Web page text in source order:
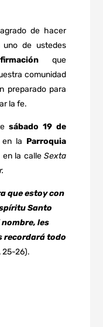
de hacer
de ustedes
que
comunidad
preparado para
la fe.
sábado 19 de
en la Parroquia
en la calleSexta
que estoy con
Santo
nombre, les
recordará todo
25-26).